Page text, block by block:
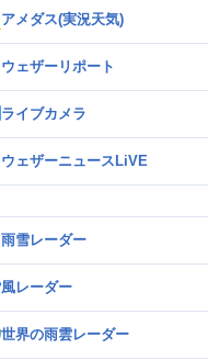
アメダス(実況天気)
ウェザーリポート
ライブカメラ
ウェザーニュースLiVE
雨雪レーダー
風レーダー
世界の雨雲レーダー